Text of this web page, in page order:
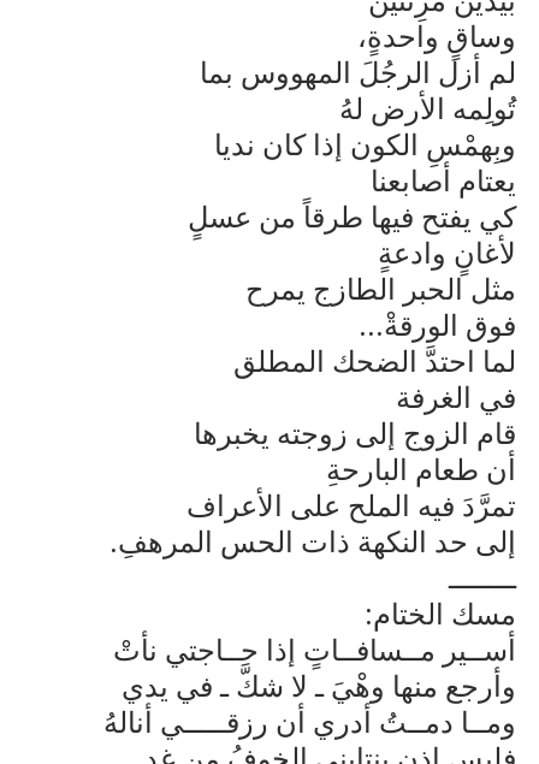
وساقٍ واحدةٍ،
لم أزل الرجُلَ المهووس بما
تُولِمه الأرض لهُ
وبِهمْسِ الكون إذا كان نديا
يعتام أصابعنا
كي يفتح فيها طرقاً من عسلٍ
لأغانٍ وادعةٍ
مثل الحبر الطازج يمرح
فوق الورقةْ...
لما احتدَّ الضحك المطلق
في الغرفة
قام الزوج إلى زوجته يخبرها
أن طعام البارحةِ
تمرَّدَ فيه الملح على الأعراف
إلى حد النكهة ذات الحس المرهفِ.
ــــــــ
مسك الختام:
أســير مــسافــاتٍ إذا حــاجتي نأتْ
وأرجع منها وهْيَ ـ لا شكَّ ـ في يدي
ومــا دمــتُ أدري أن رزقـــــي أنالهُ